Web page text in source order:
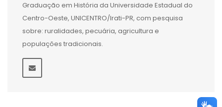
Graduação em História da Universidade Estadual do
Centro-Oeste, UNICENTRO/Irati-PR, com pesquisa
sobre: ruralidades, pecuária, agricultura e
populações tradicionais.